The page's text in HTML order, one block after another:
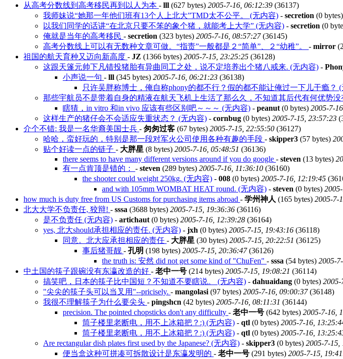
从高考分数线到高考移民再到以人为本 - lll (627 bytes) 2005-7-16, 06:12:39 (36137)
我师妹说“她那一年他们班有13个人上北大”TMD太不公平。 (无内容) - secretion (0 bytes)
以我们同学的话讲“在北京只要不笨的象个猪，就能考上大学” (无内容) - secretion (0
俺就是当年的高考移民 - secretion (323 bytes) 2005-7-16, 08:57:27(36145)
高考分数线上可以有无数种文章可做。“指责”一般都是２“简单”、２“幼稚”。 - mirror
祖国的航天育种又迈向新高度 - JZ (1366 bytes) 2005-7-15, 23:25:25 (36128)
这跟天篷元帅下凡错投猪胎有异曲同工之处，说不定培养出个猪八戒来. (无内容) -
小声说一句 - lll (345 bytes) 2005-7-16, 06:21:23 (36138)
只许吴胖称博士，俺自称phony的都不行？假的都不能让俺过一下儿干瘾？
那些宇航员不是带着自身的精液在航天飞机上生活了那么久，不知道其后代有何优势没
瞎猜，in vitro 和in vivo 应该有些区别吧～～～ (无内容) - peanut(0 bytes) 2005-7-
这样生产的猪仔会不会适应失重状态？ (无内容) - cornbug (0 bytes) 2005-7-15, 23:57:23
介个不错: 我是一名华裔美国士兵 - 匆匆过客 (67 bytes) 2005-7-15, 22:55:50 (36127)
哈哈，蛮好玩的，特别是那一段对军火公司使用各种有趣的手段 - skipper3 (57 bytes)
贴个好读一点的链子 - 大胖星 (8 bytes) 2005-7-16, 05:48:51 (36136)
there seems to have many different versions around if you do google - steven (13 bytes)
有一点肯顶是错的： - steven (289 bytes) 2005-7-16, 11:36:10 (36160)
the shooter could weight 250kg. (无内容) - 008 (0 bytes) 2005-7-16, 12:19:45
and with 105mm WOMBAT HEAT round. (无内容) - steven (0 bytes)
how much is duty free from US Customs for purchasing items abroad - 学州神人 (165 bytes) 2005-7-
北大大学不负责任, 狡辩! - sssa (3688 bytes) 2005-7-15, 19:36:36 (36116)
是不负责任 (无内容) - artichaut(0 bytes) 2005-7-16, 12:39:28 (36164)
yes, 北大should承担相应的责任. (无内容) - jxh (0 bytes) 2005-7-15, 19:43:16 (36118)
同意。北大应承担相应的责任 - 大胖星 (30 bytes) 2005-7-15, 20:22:51 (36125)
事后猪哥靓 - 孔明 (198 bytes) 2005-7-15, 20:36:47(36126)
the truth is: 安然 did not get some kind of "ChuFen" - sssa (54 bytes) 2005-
中土国的筷子跟碗没有东瀛改造的好 - 老中一号 (214 bytes) 2005-7-15, 19:08:21 (36114)
搞笑吧，日本的筷子比中国短？不知道不要瞎说。 (无内容) - dahuaidang (0 bytes) 2005-
"尖尖的筷子头可以当叉用"--pricisely. - mangolasi(97 bytes) 2005-7-16, 09:00:37(36148)
我很不理解筷子为什么要尖头 - pingshcn (42 bytes) 2005-7-16, 08:11:31 (36144)
precision. The pointed chopsticks don't any difficulty - 老中一号 (642 bytes) 2005-7-16,
筒子楼里老断电，用不上冰箱把？:) (无内容) - qtl (0 bytes) 2005-7-16,
筒子楼里老断电，用不上冰箱把？:) (无内容) - qtl (0 bytes) 2005-7-16,
Are rectangular dish plates first used by the Japanese? (无内容) - skipper3 (0 bytes) 2005-7-15,
便当盒这种可拼凑可拆散设计是东瀛发明的 - 老中一号 (291 bytes) 2005-7-15,